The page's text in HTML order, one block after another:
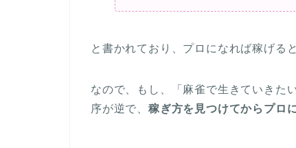
と書かれており、プロになれば稼げる
なので、もし、「麻雀で生きていきた
序が逆で、 稼ぎ方を見つけてからプロ